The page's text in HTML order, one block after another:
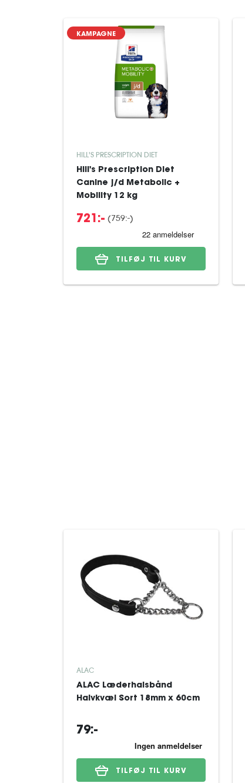
KAMPAGNE
HILL'S PRESCRIPTION DIET
Hill's Prescription Diet
Canine j/d Metabolic +
Mobility 12 kg
721:- (759:-)
TILFØJ TIL KURV
ALAC
ALAC Læderhalsbånd
Halvkvæl Sort 18mm x 60cm
79:-
TILFØJ TIL KURV